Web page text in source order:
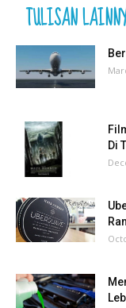
TULISAN
Di